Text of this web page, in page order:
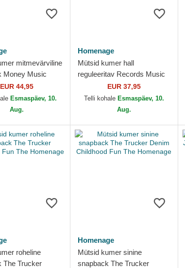
mitmevärviline
Money Music
The Snap
EUR 44,95
Esmaspäev, 10.
Aug.
Homenage
Mütsid kumer hall
reguleeritav Records Music
Shapes Identity The 90s
Homenage
EUR 37,95
Telli kohale Esmaspäev, 10.
Aug.
roheline
The Trucker
Homenage
Mütsid kumer sinine
snapback The Trucker